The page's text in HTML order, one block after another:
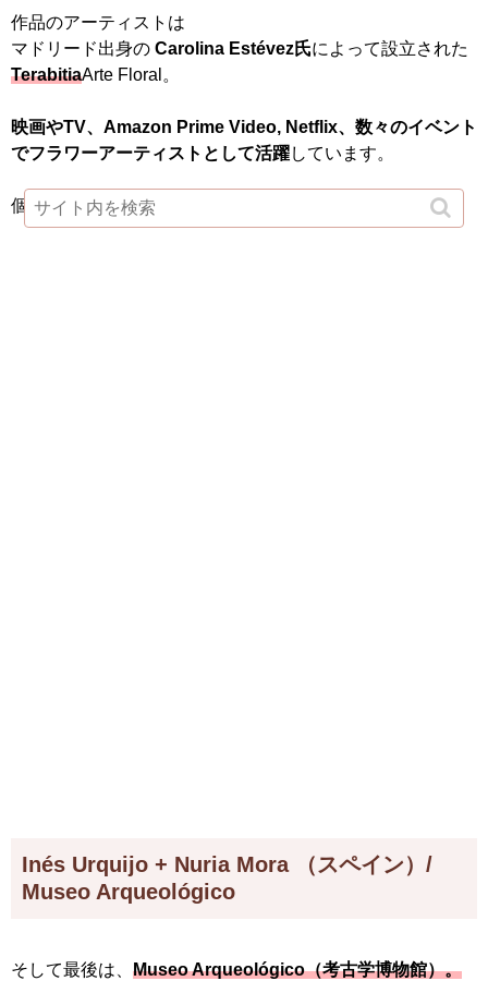
作品のアーティストは
マドリード出身の Carolina Estévez氏によって設立された
TerabitiaArte Floral。
映画やTV、Amazon Prime Video, Netflix、数々のイベント
でフラワーアーティストとして活躍しています。
個人的には、こちらの作品が一番好きでした♡
Inés Urquijo + Nuria Mora （スペイン）/
Museo Arqueológico
そして最後は、 Museo Arqueológico（考古学博物館）。